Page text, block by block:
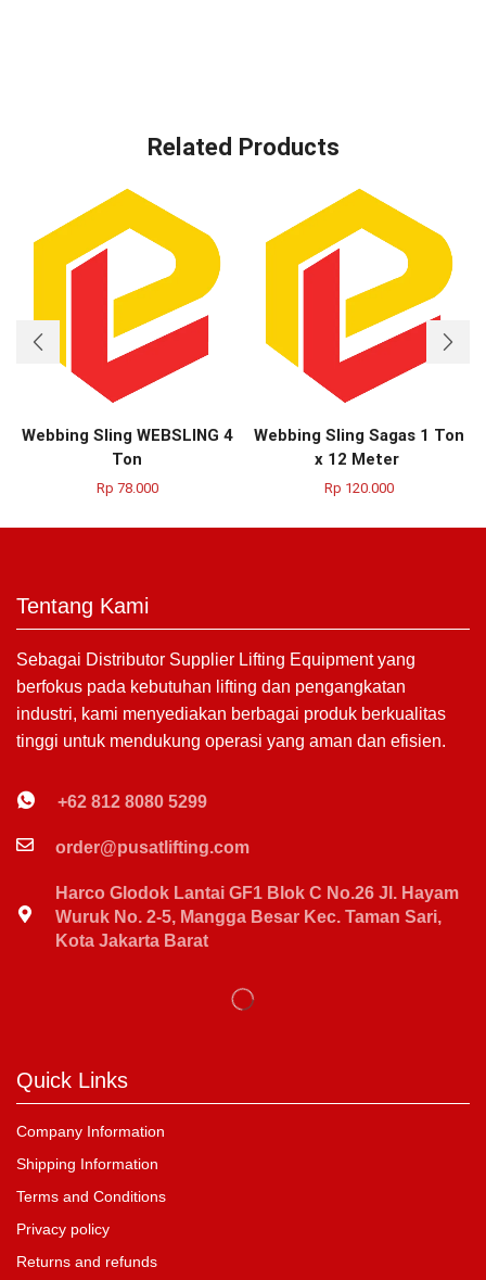
Related Products
Webbing Sling WEBSLING 4
Ton
Rp 78.000
Webbing Sling Sagas 1 Ton
x 12 Meter
Rp 120.000
Tentang Kami
Sebagai Distributor Supplier Lifting Equipment yang
berfokus pada kebutuhan lifting dan pengangkatan
industri, kami menyediakan berbagai produk berkualitas
tinggi untuk mendukung operasi yang aman dan efisien.
+62 812 8080 5299
order@pusatlifting.com
Harco Glodok Lantai GF1 Blok C No.26 Jl. Hayam
Wuruk No. 2-5, Mangga Besar Kec. Taman Sari,
Kota Jakarta Barat
Quick Links
Company Information
Shipping Information
Terms and Conditions
Privacy policy
Returns and refunds